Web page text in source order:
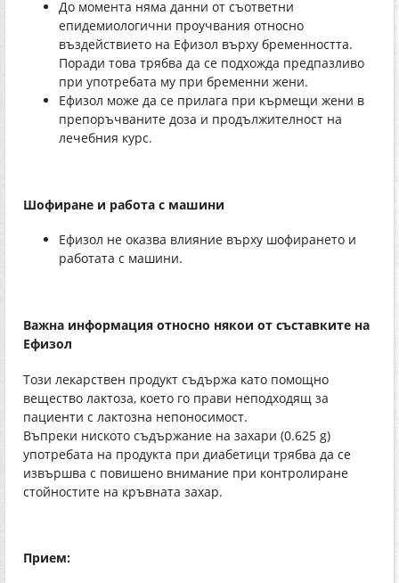
До момента няма данни от съответни
епидемиологични проучвания относно
въздействието на Ефизол върху бременността.
Поради това трябва да се подхожда предпазливо
при употребата му при бременни жени.
Ефизол може да се прилага при кърмещи жени в
препоръчваните доза и продължителност на
лечебния курс.
Шофиране и работа с машини
Ефизол не оказва влияние върху шофирането и
работата с машини.
Важна информация относно някои от съставките на
Ефизол
Този лекарствен продукт съдържа като помощно
вещество лактоза, което го прави неподходящ за
пациенти с лактозна непоносимост.
Въпреки ниското съдържание на захари (0.625 g)
употребата на продукта при диабетици трябва да се
извършва с повишено внимание при контролиране
стойностите на кръвната захар.
Прием: